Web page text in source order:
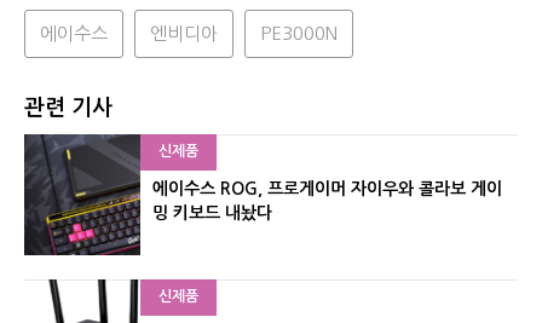
에이수스 엔비디아 PE3000N
관련 기사
신제품
에이수스 ROG, 프로게이머 자이우와 콜라보 게이
밍 키보드 내놨다
신제품